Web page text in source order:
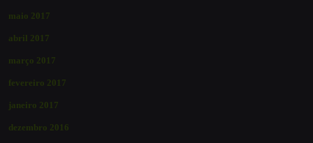
maio 2017
abril 2017
março 2017
fevereiro 2017
janeiro 2017
dezembro 2016